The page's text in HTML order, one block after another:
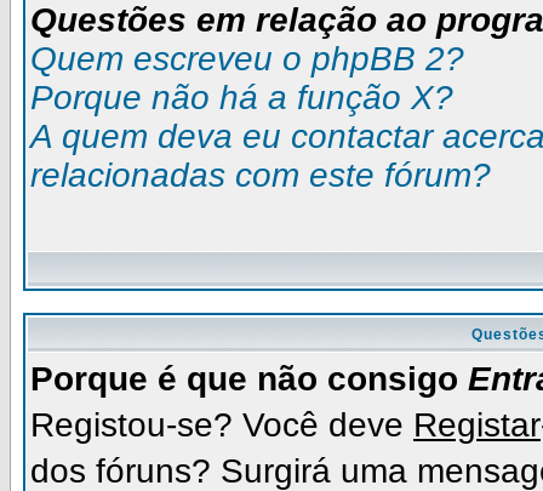
Questões em relação ao
Quem escreveu o phpBB 2?
Porque não há a função X?
A quem deva eu contactar
relacionadas com este fórum?
Porque é que não consigo
Registou-se? Você deve Registar
dos fóruns? Surgirá uma